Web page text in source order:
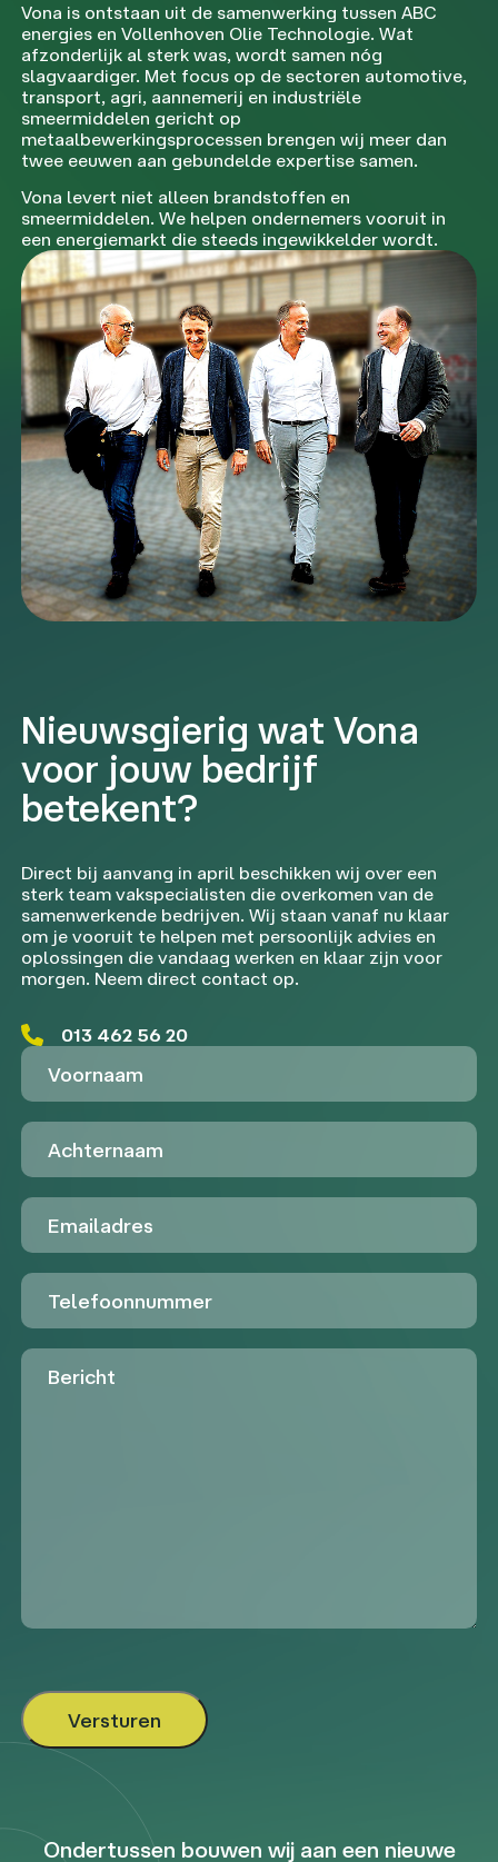
Vona is ontstaan uit de samenwerking tussen ABC
energies en Vollenhoven Olie Technologie. Wat
afzonderlijk al sterk was, wordt samen nóg
slagvaardiger. Met focus op de sectoren automotive,
transport, agri, aannemerij en industriële
smeermiddelen gericht op
metaalbewerkingsprocessen brengen wij meer dan
twee eeuwen aan gebundelde expertise samen.
Vona levert niet alleen brandstoffen en
smeermiddelen. We helpen ondernemers vooruit in
een energiemarkt die steeds ingewikkelder wordt.
Nieuwsgierig wat Vona
voor jouw bedrijf
betekent?
Direct bij aanvang in april beschikken wij over een
sterk team vakspecialisten die overkomen van de
samenwerkende bedrijven. Wij staan vanaf nu klaar
om je vooruit te helpen met persoonlijk advies en
oplossingen die vandaag werken en klaar zijn voor
morgen. Neem direct contact op.
013 462 56 20
Voornaam
Achternaam
Emailadres
Telefoon
Untitled
Ondertussen bouwen wij aan een nieuwe